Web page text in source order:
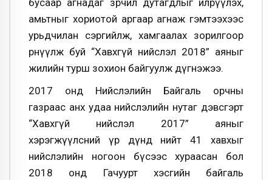
амьтныг хориотой аргаар агнаж гэмтээхээс
урьдчилан сэргийлж, хамгаалах зорилгоор
өрнүүлж буй “Хавхгүй нийслэл 2018” аяныг
жилийн турш зохион байгуулж дүгнэжээ.
2017 онд Нийслэлийн Байгаль орчны
газраас анх удаа нийслэлийн нутаг дэвсгэрт
“Хавхгүй нийслэл 2017” аяныг
хэрэгжүүлсний үр дүнд нийт 41 хавхыг
нийслэлийн ногоон бүсээс хураасан бол
2018 онд Гачуурт хэсгийн байгаль